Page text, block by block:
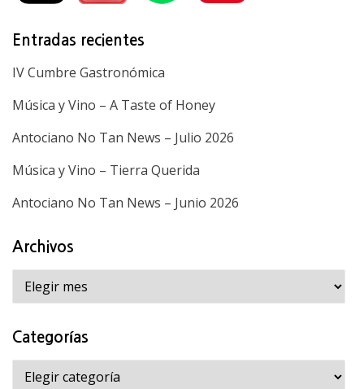
Entradas recientes
IV Cumbre Gastronómica
Música y Vino – A Taste of Honey
Antociano No Tan News – Julio 2026
Música y Vino – Tierra Querida
Antociano No Tan News – Junio 2026
Archivos
Archivos
Categorías
Categorías